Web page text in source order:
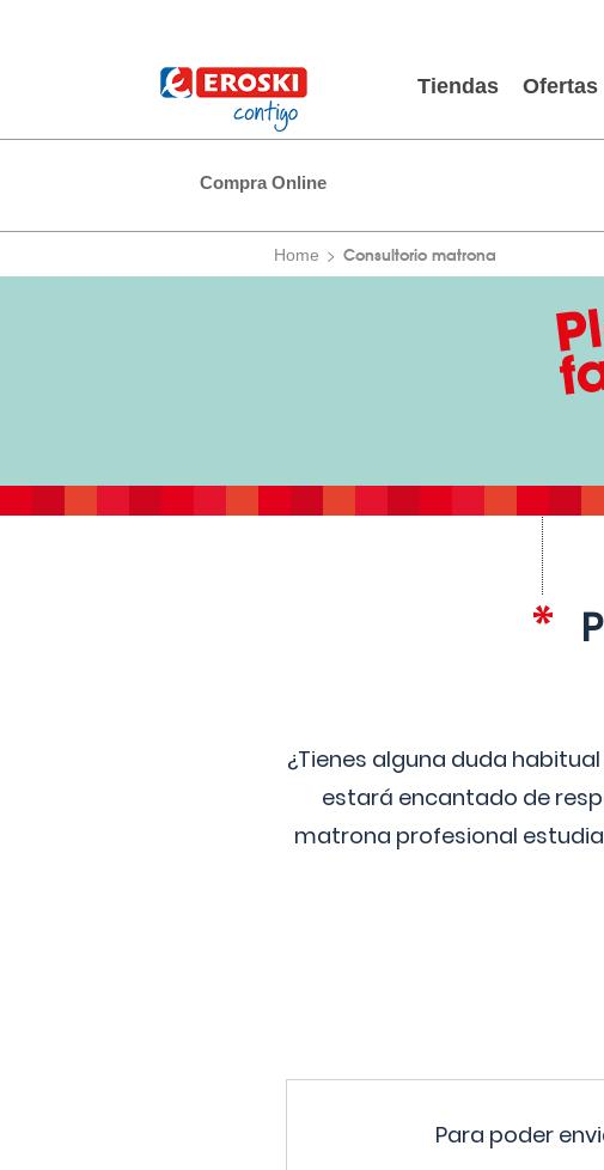
Tiendas Ofertas
Compra Online
Home Consultorio matrona
¿Tienes alguna duda
estará encantado de
matrona profesional
Para poder